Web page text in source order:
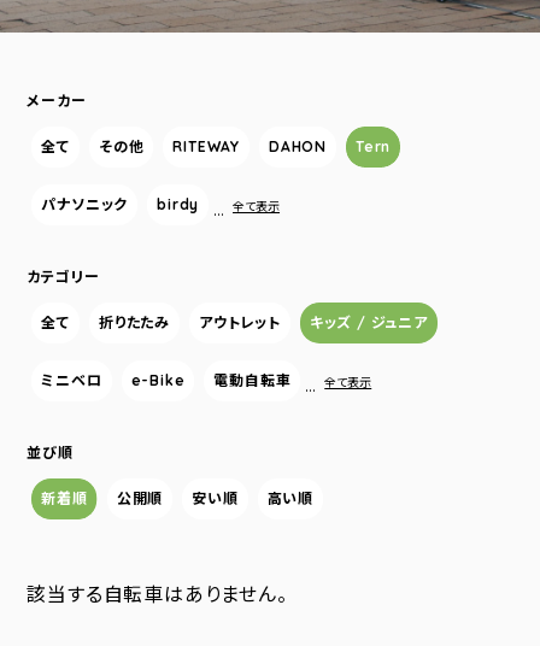
メーカー
全て その他 RITEWAY DAHON Tern
パナソニック birdy … 全て表示
カテゴリー
全て 折りたたみ アウトレット キッズ / ジュニア
ミニベロ e-Bike 電動自転車 … 全て表示
並び順
新着順 公開順 安い順 高い順
該当する自転車はありません。